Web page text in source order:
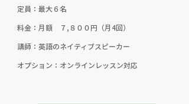
定員：最大６名
料金：月額 ７,８００円（月4回）
講師：英語のネイティブスピーカー
オプション：オンラインレッスン対応